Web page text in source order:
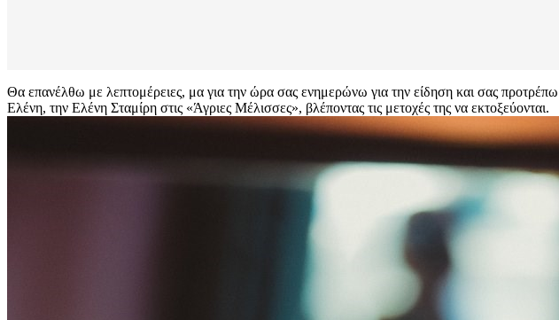
Θα επανέλθω με λεπτομέρειες, μα για την ώρα σας ενημερώνω για την είδηση και σας
Ελένη, την Ελένη Σταμίρη στις «Άγριες Μέλισσες», βλέποντας τις μετοχές της να εκτοξεύονται.